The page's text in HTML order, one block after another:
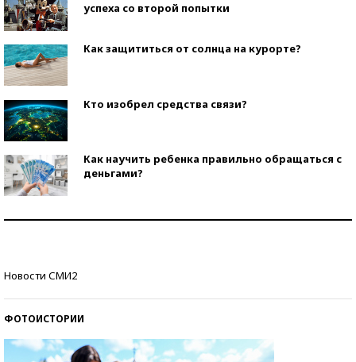
успеха со второй попытки
Как защититься от солнца на курорте?
Кто изобрел средства связи?
Как научить ребенка правильно обращаться с
деньгами?
Новости СМИ2
ФОТОИСТОРИИ